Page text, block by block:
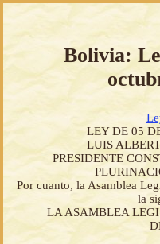
Bolivia:
LEY DE 05
LUIS
PRESIDENTE
Por cuanto, la Asamblea
la
LA ASAMBLEA